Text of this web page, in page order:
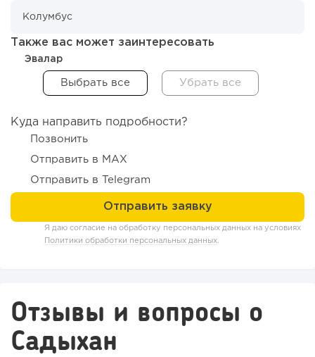
Также вас может заинтересовать
Эвалар
Куда направить подробности?
Позвонить
Отправить в MAX
Отправить в Telegram
Я даю согласие на обработку персональных данных на условиях
Политики обработки персональных данных.
Отзывы и вопросы о
Садыхан